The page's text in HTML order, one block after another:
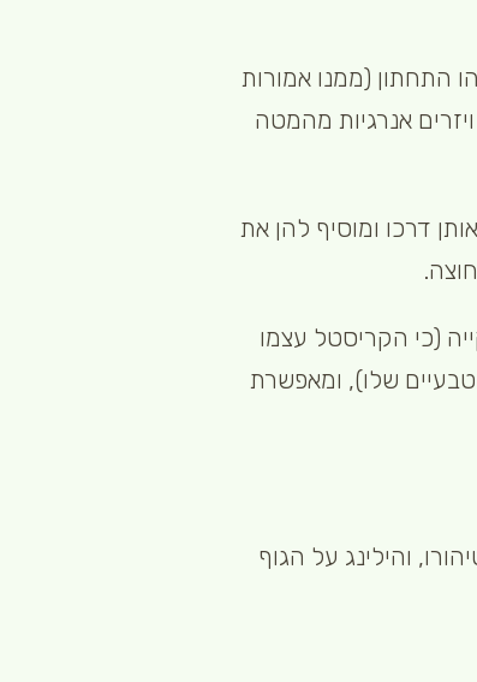
התחתון (ממנו אמורות
אנרגיות מהמטה
דרכו ומוסיף להן את
(כי הקריסטל עצמו
שלו), ומאפשרת
והילינג על הגוף